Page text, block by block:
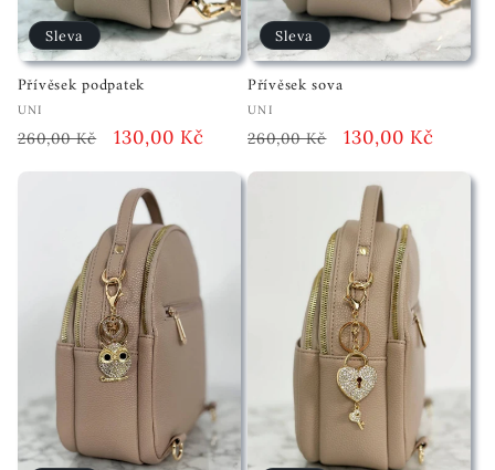
Sleva
Přívěsek podpatek
Vendor:
UNI
Běžná
260,00 Kč
Akční
130,00 Kč
Sleva
Přívěsek sova
Vendor:
UNI
Běžná
260,00 Kč
Akční
130,00 Kč